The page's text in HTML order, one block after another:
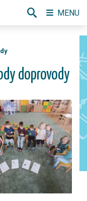
doprovody
MENU